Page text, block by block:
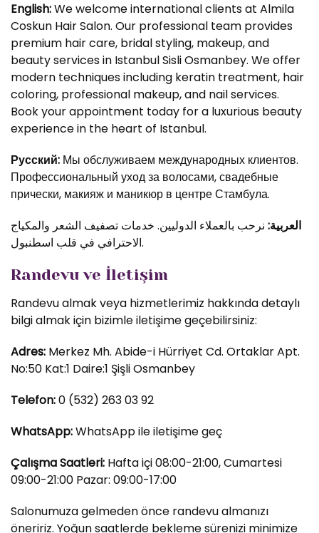
English:We welcome international clients at Almila
Coskun Hair Salon. Our professional team provides
premium hair care, bridal styling, makeup, and
beauty services in Istanbul Sisli Osmanbey. We offer
modern techniques including keratin treatment, hair
coloring, professional makeup, and nail services.
Book your appointment today for a luxurious beauty
experience in the heart of Istanbul.
Русский: Мы обслуживаем международных клиентов.
Профессиональный уход за волосами, свадебные
прически, макияж и маникюр в центре Стамбула.
العربية: نرحب بالعملاء الدوليين. خدمات تصفيف الشعر والمكياج
الاحترافي في قلب اسطنبول.
Randevu ve İletişim
Randevu almak veya hizmetlerimiz hakkında detaylı
bilgi almak için bizimle iletişime geçebilirsiniz:
Adres: Merkez Mh. Abide-i Hürriyet Cd. Ortaklar Apt.
No:50 Kat:1 Daire:1 Şişli Osmanbey
Telefon:0 (532) 263 03 92
WhatsApp:WhatsApp ile iletişime geç
Çalışma Saatleri: Hafta içi 08:00-21:00, Cumartesi
09:00-21:00 Pazar: 09:00-17:00
Salonumuza gelmeden önce randevu almanızı
öneririz. Yoğun saatlerde bekleme sürenizi minimize